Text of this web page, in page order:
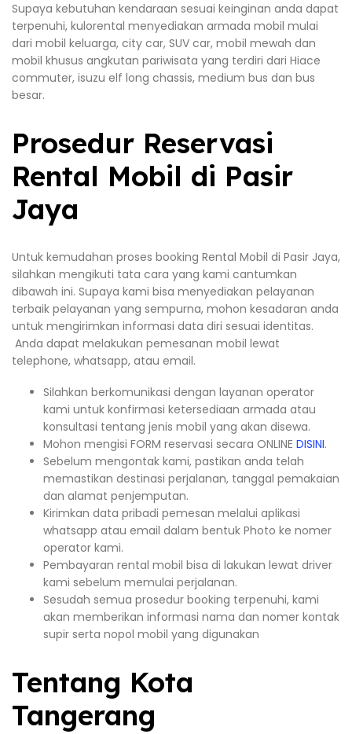
Supaya kebutuhan kendaraan sesuai keinginan anda dapat
terpenuhi, kulorental menyediakan armada mobil mulai
dari mobil keluarga, city car, SUV car, mobil mewah dan
mobil khusus angkutan pariwisata yang terdiri dari Hiace
commuter, isuzu elf long chassis, medium bus dan bus
besar.
Prosedur Reservasi
Rental Mobil di Pasir
Jaya
Untuk kemudahan proses booking Rental Mobil di Pasir Jaya,
silahkan mengikuti tata cara yang kami cantumkan
dibawah ini. Supaya kami bisa menyediakan pelayanan
terbaik pelayanan yang sempurna, mohon kesadaran anda
untuk mengirimkan informasi data diri sesuai identitas.
Anda dapat melakukan pemesanan mobil lewat
telephone, whatsapp, atau email.
Silahkan berkomunikasi dengan layanan operator
kami untuk konfirmasi ketersediaan armada atau
konsultasi tentang jenis mobil yang akan disewa.
Mohon mengisi FORM reservasi secara ONLINE DISINI.
Sebelum mengontak kami, pastikan anda telah
memastikan destinasi perjalanan, tanggal pemakaian
dan alamat penjemputan.
Kirimkan data pribadi pemesan melalui aplikasi
whatsapp atau email dalam bentuk Photo ke nomer
operator kami.
Pembayaran rental mobil bisa di lakukan lewat driver
kami sebelum memulai perjalanan.
Sesudah semua prosedur booking terpenuhi, kami
akan memberikan informasi nama dan nomer kontak
supir serta nopol mobil yang digunakan
Tentang Kota
Tangerang